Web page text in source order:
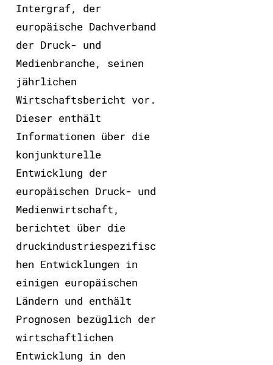
Intergraf, der
europäische Dachverband
der Druck- und
Medienbranche, seinen
jährlichen
Wirtschaftsbericht vor.
Dieser enthält
Informationen über die
konjunkturelle
Entwicklung der
europäischen Druck- und
Medienwirtschaft,
berichtet über die
druckindustriespezifisc
hen Entwicklungen in
einigen europäischen
Ländern und enthält
Prognosen bezüglich der
wirtschaftlichen
Entwicklung in den